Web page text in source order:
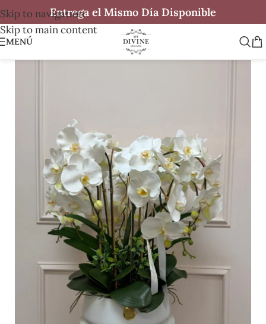
Skip to navigation
Skip to main content
Entrega el Mismo Día Disponible
MENÚ